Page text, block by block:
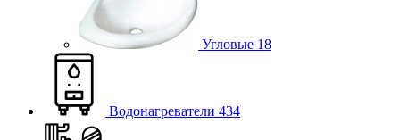
Угловые 18
Водонагреватели 434